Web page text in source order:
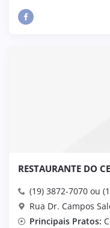
RESTAURANTE DO
(19) 3872-7070 ou
Rua Dr. Campos
Principais Pratos: